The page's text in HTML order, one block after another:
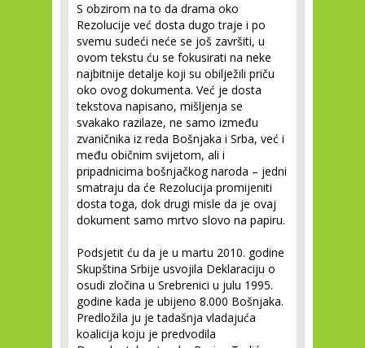
S obzirom na to da drama oko
Rezolucije već dosta dugo traje i po
svemu sudeći neće se još završiti, u
ovom tekstu ću se fokusirati na neke
najbitnije detalje koji su obilježili priču
oko ovog dokumenta. Već je dosta
tekstova napisano, mišljenja se
svakako razilaze, ne samo između
zvaničnika iz reda Bošnjaka i Srba, već i
među običnim svijetom, ali i
pripadnicima bošnjačkog naroda – jedni
smatraju da će Rezolucija promijeniti
dosta toga, dok drugi misle da je ovaj
dokument samo mrtvo slovo na papiru.
Podsjetit ću da je u martu 2010. godine
Skupština Srbije usvojila Deklaraciju o
osudi zločina u Srebrenici u julu 1995.
godine kada je ubijeno 8.000 Bošnjaka.
Predložila ju je tadašnja vladajuća
koalicija koju je predvodila